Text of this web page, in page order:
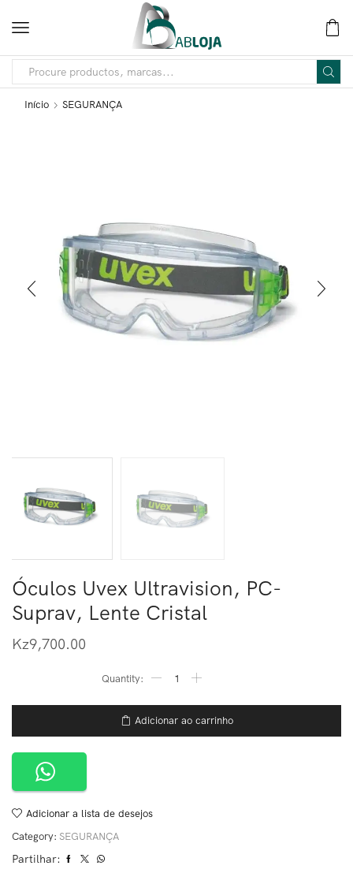
Início SEGURANÇA
Óculos Uvex Ultravision, PC-
Suprav, Lente Cristal
Kz9,700.00
Adicionar ao carrinho
Adicionar a lista de desejos
Category: SEGURANÇA
Partilhar: